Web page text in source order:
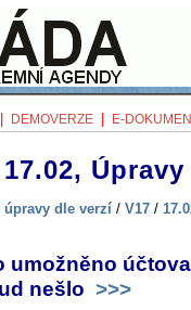
DEMOVERZE E-
17.02,
úpravy dle verzí / V17 /
umožněno
nešlo >>>